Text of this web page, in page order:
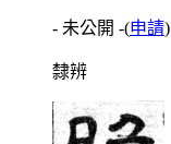
- 未公開 -(申請)
隸辨